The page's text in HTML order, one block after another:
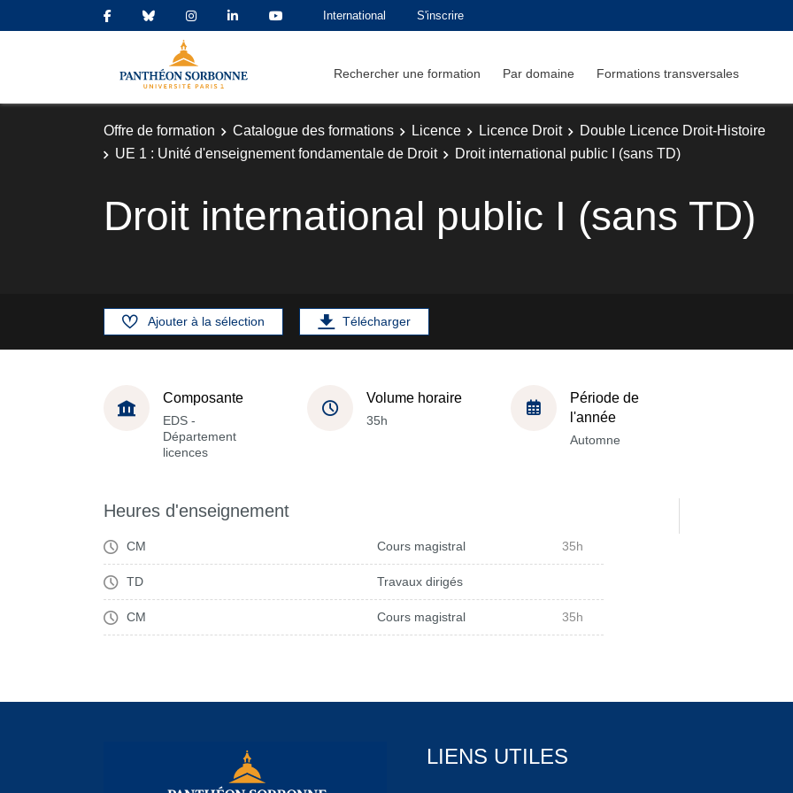
International S'inscrire
Rechercher une formation Par domaine Formations transversales
Offre de formation Catalogue des formations Licence Licence Droit
Double Licence Droit-Histoire
UE 1 : Unité d'enseignement fondamentale de Droit
Droit international public I (sans TD)
Droit international public I (sans TD)
Ajouter à la sélection Télécharger
Composante
EDS -
Département
licences
Volume horaire
35h
Période de
l'année
Automne
Heures d'enseignement
CM Cours magistral 35h
TD Travaux dirigés
CM Cours magistral 35h
LIENS UTILES